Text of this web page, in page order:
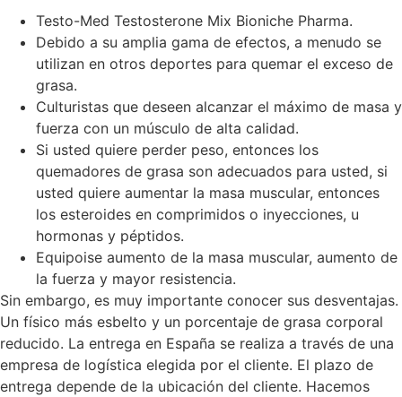
Testo-Med Testosterone Mix Bioniche Pharma.
Debido a su amplia gama de efectos, a menudo se
utilizan en otros deportes para quemar el exceso de
grasa.
Culturistas que deseen alcanzar el máximo de masa y
fuerza con un músculo de alta calidad.
Si usted quiere perder peso, entonces los
quemadores de grasa son adecuados para usted, si
usted quiere aumentar la masa muscular, entonces
los esteroides en comprimidos o inyecciones, u
hormonas y péptidos.
Equipoise aumento de la masa muscular, aumento de
la fuerza y mayor resistencia.
Sin embargo, es muy importante conocer sus desventajas.
Un físico más esbelto y un porcentaje de grasa corporal
reducido. La entrega en España se realiza a través de una
empresa de logística elegida por el cliente. El plazo de
entrega depende de la ubicación del cliente. Hacemos